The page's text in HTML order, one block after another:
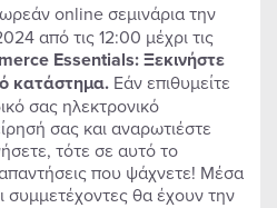
online σεμινάρια την
από τις 12:00 μέχρι τις
Essentials: Ξεκινήστε
κατάστημα. Εάν επιθυμείτε
σας ηλεκτρονικό
σας και αναρωτιέστε
τότε σε αυτό το
απαντήσεις που ψάχνετε! Μέσα
θα έχουν την